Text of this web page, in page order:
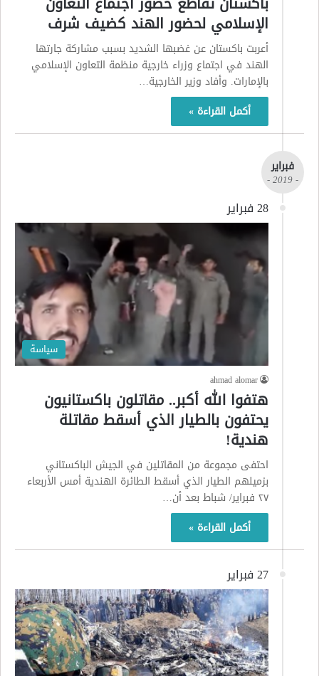
الإسلامي لحضور الهند كضيف شرف
أعربت باكستان عن غضبها الشديد بسبب مشاركة جارتها
الهند في اجتماع وزراء خارجية منظمة التعاون الإسلامي
بالإمارات. وأفاد وزير الخارجية…
أكمل القراءة »
فبراير
- 2019 -
28 فبراير
سياسة
ahmad alomar
هتفوا الله أكبر.. مقاتلون باكستانيون
يحتفون بالطيار الذي أسقط مقاتلة
هندية!
احتفى مجموعة من المقاتلين في الجيش الباكستاني
بزميلهم الطيار الذي أسقط الطائرة الهندية أمس الأربعاء
٢٧ فبراير/ شباط بعد أن…
أكمل القراءة »
27 فبراير